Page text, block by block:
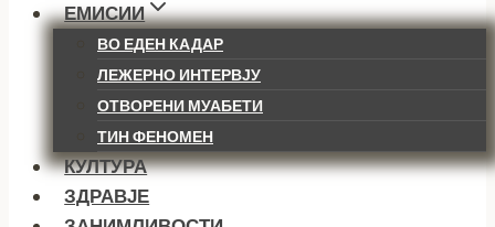
ЕМИСИИ
ВО ЕДЕН КАДАР
ЛЕЖЕРНО ИНТЕРВЈУ
ОТВОРЕНИ МУАБЕТИ
ТИН ФЕНОМЕН
КУЛТУРА
ЗДРАВЈЕ